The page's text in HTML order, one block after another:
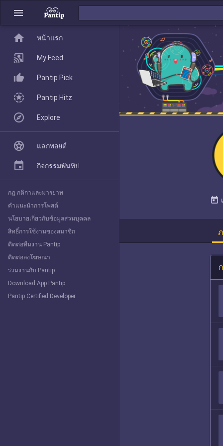
menu
today
home
Pantip Pick
Explore
home หน้าแรก
My Feed
Pantip Pick
Pantip Hitz
Explore
แลกพอยต์
กิจกรรมพันทิป
กฎ กติกาและมารยาท
คำแนะนำการโพสต์
นโยบายเกี่ยวกับข้อมูลส่วนบุคคล
สิทธิ์การใช้งานของสมาชิก
ติดต่อทีมงาน Pantip
ติดต่อลงโฆษณา
ร่วมงานกับ Pantip
Download App Pantip
Pantip Certified Developer